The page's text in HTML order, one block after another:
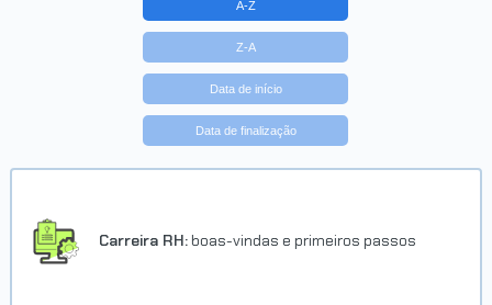
A-Z
Z-A
Data de início
Data de finalização
Carreira RH: boas-vindas e primeiros passos